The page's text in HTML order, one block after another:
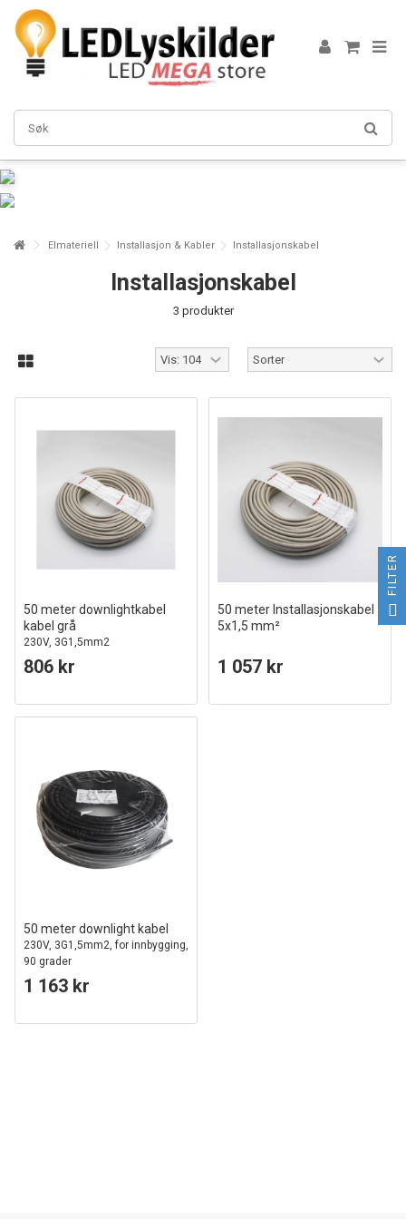
Elmateriell Installasjon & Kabler Installasjonskabel
Installasjonskabel
3 produkter
50 meter downlightkabel
kabel grå
230V, 3G1,5mm2
806 kr
50 meter Installasjonskabel
5x1,5 mm²
1 057 kr
50 meter downlight kabel
230V, 3G1,5mm2, for innbygging,
90 grader
1 163 kr
FILTER